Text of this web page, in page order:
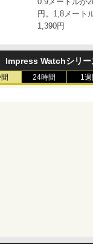
円。1,8メート
1,390円
Impress Watchシリー
24時間 1週